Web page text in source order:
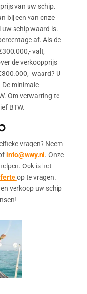
van uw schip.
bij een van onze
uw schip waard is.
af. Als de
valt,
de verkoopprijs
waard? U
De minimale
Om verwarring te
BTW.
vragen? Neem
info@wwy.nl . Onze
Ook is het
op te vragen.
verkoop uw schip